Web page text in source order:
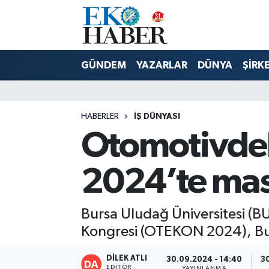
GÜNDEM YAZARLAR DÜNYA
HABERLER İŞ DÜNYASI
2024’te
Bursa Uludağ Üniversitesi
Kongresi (OTEKON 2024),
DİLEK ATLI
EDITÖR
30.09.2024 - 14:40
Hava Durumu
Tüm Manşetler
Son Dakika Haberleri